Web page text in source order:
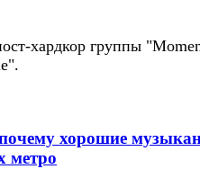
хардкор группы
хорошие
метро